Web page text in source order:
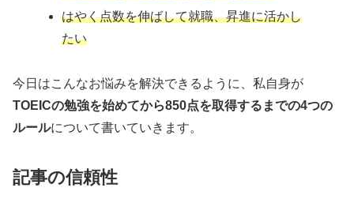
はやく点数を伸ばして就職、昇進に活かし
たい
今日はこんなお悩みを解決できるように、私自身が
TOEICの勉強を始めてから850点を取得するまでの4つの
ルールについて書いていきます。
記事の信頼性